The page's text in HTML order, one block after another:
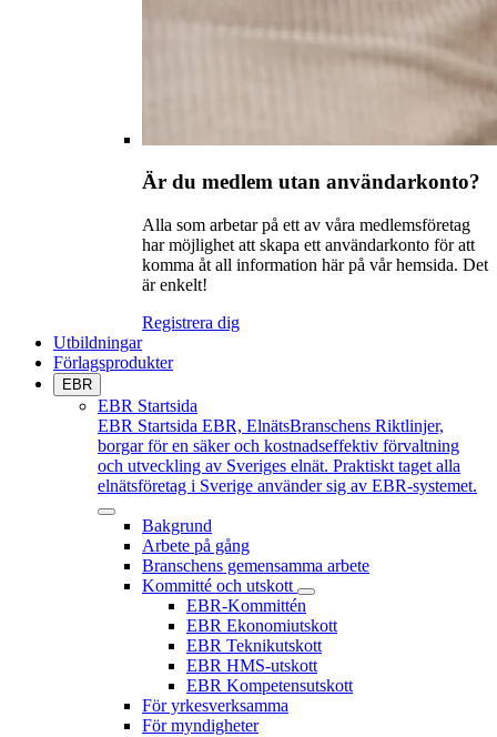
Är du medlem utan användarkonto?
Alla som arbetar på ett av våra medlemsföretag
har möjlighet att skapa ett användarkonto för att
komma åt all information här på vår hemsida. Det
är enkelt!
Registrera dig
Utbildningar
Förlagsprodukter
EBR
EBR Startsida
EBR Startsida EBR, ElnätsBranschens Riktlinjer,
borgar för en säker och kostnadseffektiv förvaltning
och utveckling av Sveriges elnät. Praktiskt taget alla
elnätsföretag i Sverige använder sig av EBR-systemet.
Bakgrund
Arbete på gång
Branschens gemensamma arbete
Kommitté och utskott
EBR-Kommittén
EBR Ekonomiutskott
EBR Teknikutskott
EBR HMS-utskott
EBR Kompetensutskott
För yrkesverksamma
För myndigheter